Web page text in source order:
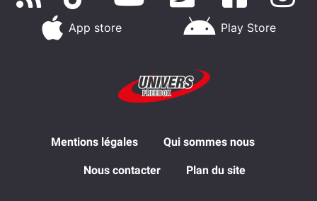
App store Play Store
Mentions légales Qui sommes nous
Nous contacter Plan du site